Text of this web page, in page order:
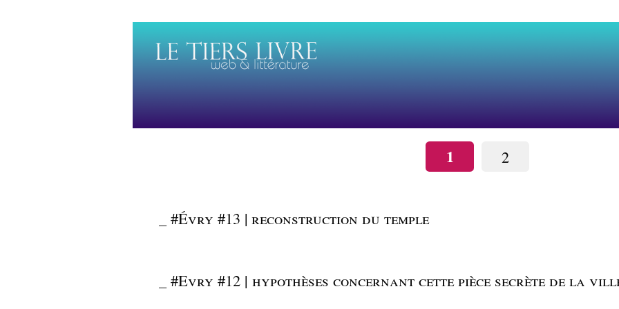
1 2
_#Évry #13 | reconstruction du temple
_#Evry #12 | hypothèses concernant cette pièce secrète de la